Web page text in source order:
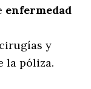
enfermedad
y
la póliza.